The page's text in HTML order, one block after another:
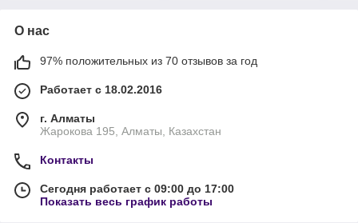
О нас
97% положительных из 70 отзывов за год
Работает с 18.02.2016
г. Алматы
Жарокова 195, Алматы, Казахстан
Контакты
Сегодня работает с 09:00 до 17:00
Показать весь график работы